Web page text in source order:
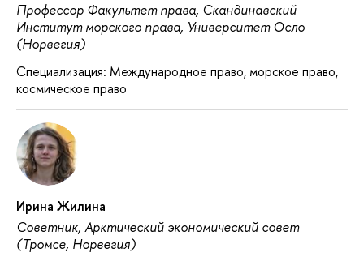
Профессор Факультет права, Скандинавский
Институт морского права, Университет Осло
(Норвегия)
Специализация: Международное право, морское право,
космическое право
Ирина Жилина
Советник, Арктический экономический совет
(Тромсе, Норвегия)